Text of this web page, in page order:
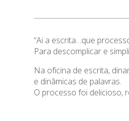
“Ai a escrita…que
Para descomplicar e
Na oficina de escrita,
e dinâmicas de palavras.
O processo foi delicioso,